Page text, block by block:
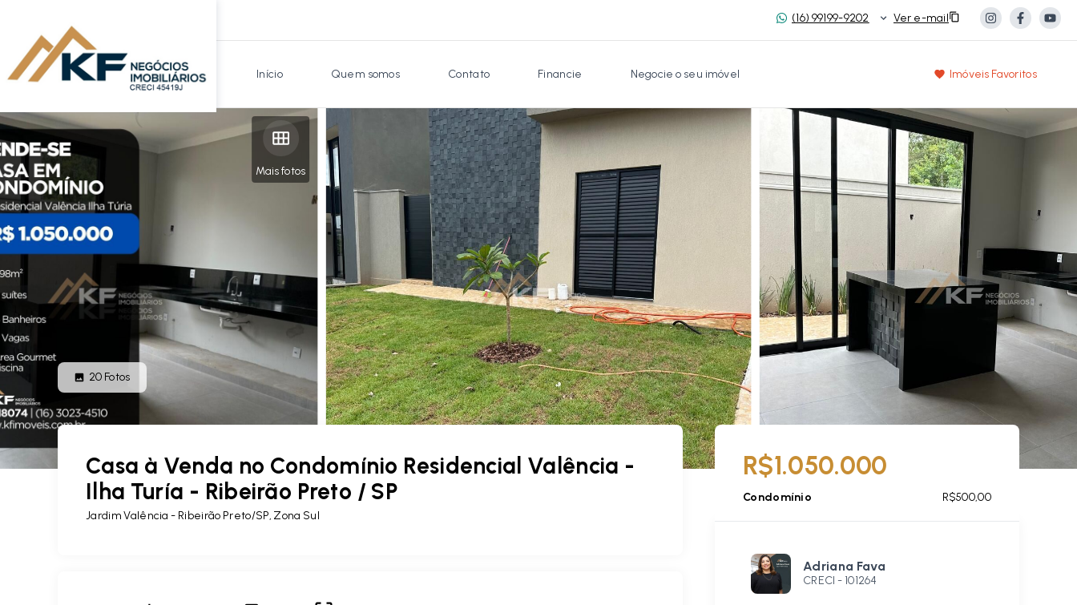
(16) 99199-9202 Ver e-mail
Início Quem somos Contato Financie Negocie o seu imóvel Imóveis Favoritos
Mais fotos
20 Fotos
Casa à Venda no Condomínio Residencial Valência -
Ilha Turía - Ribeirão Preto / SP
Jardim Valência - Ribeirão Preto/SP, Zona Sul
R$1.050.000
Condomínio R$500,00
Adriana Fava
CRECI - 101264